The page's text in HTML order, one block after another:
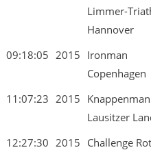
Limmer-
Hannover
09:18:05 2015 Ironman
Copenhagen
11:07:23 2015
Lausitzer
12:27:30 2015 Challenge